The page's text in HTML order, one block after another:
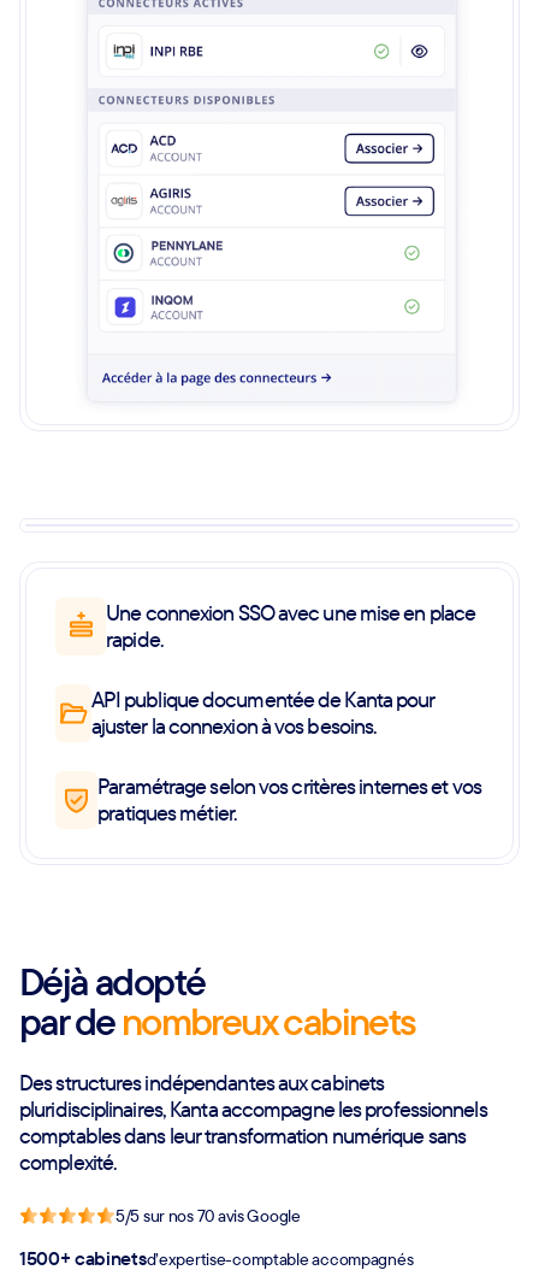
Une connexion SSO avec une mise en place
rapide.
API publique documentée de Kanta pour
ajuster la connexion à vos besoins.
Paramétrage selon vos critères internes et vos
pratiques métier.
Déjà adopté
par denombreux cabinets
Des structures indépendantes aux cabinets
pluridisciplinaires, Kanta accompagne les professionnels
comptables dans leur transformation numérique sans
complexité.
5/5 sur nos 70 avis Google
1500+ cabinetsd’expertise-comptable accompagnés